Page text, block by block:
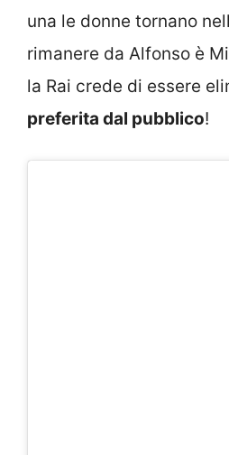
una le donne tornano
rimanere da Alfonso è
la Rai crede di essere
preferita dal pubblico!